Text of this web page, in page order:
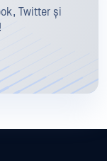
Twitter și